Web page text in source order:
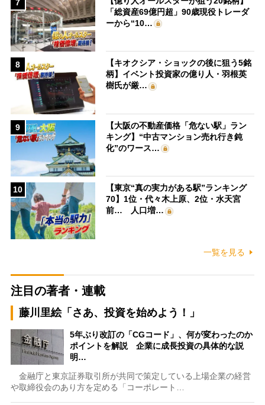
7
「総資産69億円超」90歳現役トレーダ
ーから“10…
8
【キオクシア・ショックの後に狙う5銘
柄】イベント投資家の億り人・羽根英
樹氏が厳…
9
【大阪の不動産価格「危ない駅」ラン
キング】“中古マンション売れ行き鈍
化”のワース…
10
【東京“真の実力がある駅”ランキング
70】1位・代々木上原、2位・水天宮
前… 人口増…
一覧を見る
注目の著者・連載
藤川里絵「さあ、投資を始めよう！」
5年ぶり改訂の「CGコード」、何が変わったのか
ポイントを解説 企業に成長投資の具体的な説
明…
金融庁と東京証券取引所が共同で策定している上場企業の経営
や取締役会のあり方を定める「コーポレート…